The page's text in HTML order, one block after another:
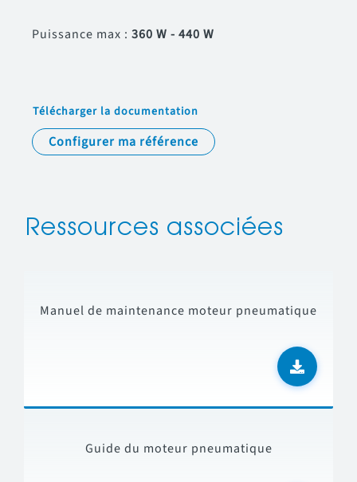
Puissance max : 360 W - 440 W
Télécharger la documentation
Configurer ma référence
Ressources associées
Manuel de maintenance moteur pneumatique
Guide du moteur pneumatique